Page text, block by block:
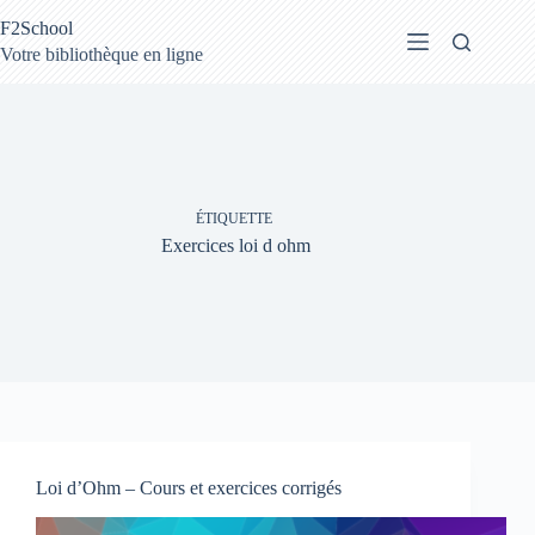
au
contenu
F2School
Votre bibliothèque en ligne
ÉTIQUETTE
Exercices loi d ohm
Loi d’Ohm – Cours et exercices corrigés